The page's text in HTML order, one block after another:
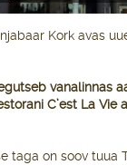
Kork avas
vanalinnas
C’est La Vie
taga on soov tuua